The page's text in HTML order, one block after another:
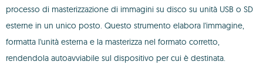
processo di masterizzazione di immagini su disco su unità USB o SD
esterne in un unico posto. Questo strumento elabora l'immagine,
formatta l'unità esterna e la masterizza nel formato corretto,
rendendola autoavviabile sul dispositivo per cui è destinata.